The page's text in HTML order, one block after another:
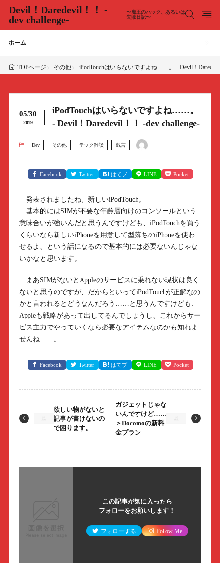
Devil！Daredevil！！ -
dev challenge-
〜魔王のハック、あるいは
失敗日記〜
ホーム
TOPページ その他 iPodTouchはいらないですよね……。 - Devil！Daredevil
05/30
2019
iPodTouchはいらないですよね……。
- Devil！Daredevil！！ -dev challenge-
Dev その他 テック雑談 戯言
Facebook Twitter はてブ LINE Pocket
発表されましたね、新しいiPodTouch。
基本的にはSIMが不要な年齢層向けのコンソールという
意味合いが強いんだと思うんですけども、iPodTouchを買う
くらいなら新しいiPhoneを用意して型落ちのiPhoneを使わ
せるよ、という話になるので基本的には必要ないんじゃな
いかなと思います。
まあSIMがないとAppleのサービスに乗れない現状は良く
ないと思うのですが、だからといってiPodTouchが正解なの
かと言われるとどうなんだろう……と思うんですけども、
Appleも戦略があって出してるんでしょうし、これからサー
ビス主力でやっていくなら必要なアイテムなのかも知れま
せんね……。
Facebook Twitter はてブ LINE Pocket
欲しい物がないと
記事が書けないの
で困ります。
ガジェットじゃな
いんですけど……
＞Docomoの新料
金プラン
この記事が気に入ったら
フォローをお願いします！
フォローする Follow Me